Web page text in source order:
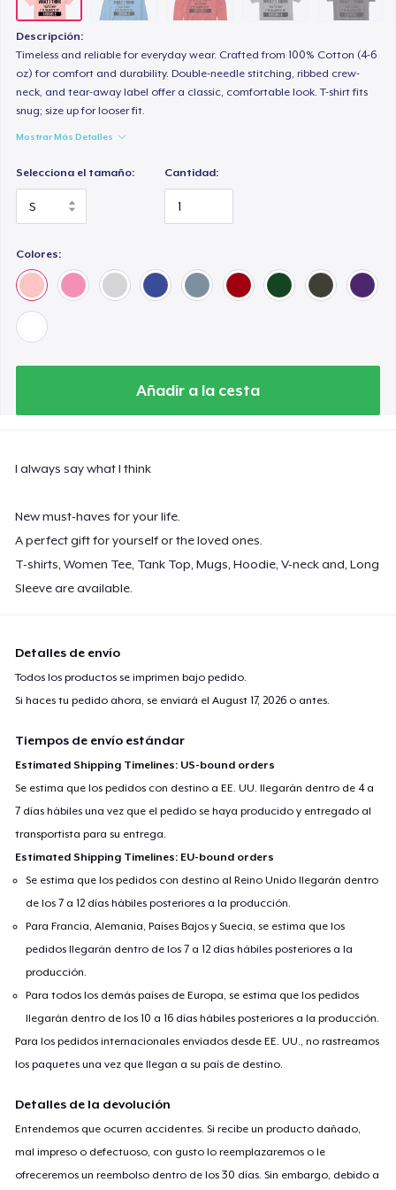
Descripción:
Timeless and reliable for everyday wear. Crafted from 100% Cotton (4-6
oz) for comfort and durability. Double-needle stitching, ribbed crew-
neck, and tear-away label offer a classic, comfortable look. T-shirt fits
snug; size up for looser fit.
Mostrar Más Detalles
Selecciona el tamaño: Cantidad:
Colores:
Añadir a la cesta
I always say what I think
New must-haves for your life.
A perfect gift for yourself or the loved ones.
T-shirts, Women Tee, Tank Top, Mugs, Hoodie, V-neck and, Long
Sleeve are available.
Detalles de envío
Todos los productos se imprimen bajo pedido.
Si haces tu pedido ahora, se enviará elAugust 17, 2026 o antes.
Tiempos de envío estándar
Estimated Shipping Timelines: US-bound orders
Se estima que los pedidos con destino a EE. UU. llegarán dentro de 4 a
7 días hábiles una vez que el pedido se haya producido y entregado al
transportista para su entrega.
Estimated Shipping Timelines: EU-bound orders
Se estima que los pedidos con destino al Reino Unido llegarán dentro
de los 7 a 12 días hábiles posteriores a la producción.
Para Francia, Alemania, Países Bajos y Suecia, se estima que los
pedidos llegarán dentro de los 7 a 12 días hábiles posteriores a la
producción.
Para todos los demás países de Europa, se estima que los pedidos
llegarán dentro de los 10 a 16 días hábiles posteriores a la producción.
Para los pedidos internacionales enviados desde EE. UU., no rastreamos
los paquetes una vez que llegan a su país de destino.
Detalles de la devolución
Entendemos que ocurren accidentes. Si recibe un producto dañado,
mal impreso o defectuoso, con gusto lo reemplazaremos o le
ofreceremos un reembolso dentro de los 30 días. Sin embargo, debido a
Premium V-Neck Tee
Women's Premium V-Neck Tee
28,99 US$
Premium Long Sleeve Tee
Women's Comfort Tee
Classic Tank Top
26,99 US$
27,99 US$
Classic Long Sleeve Tee
28,99 US$